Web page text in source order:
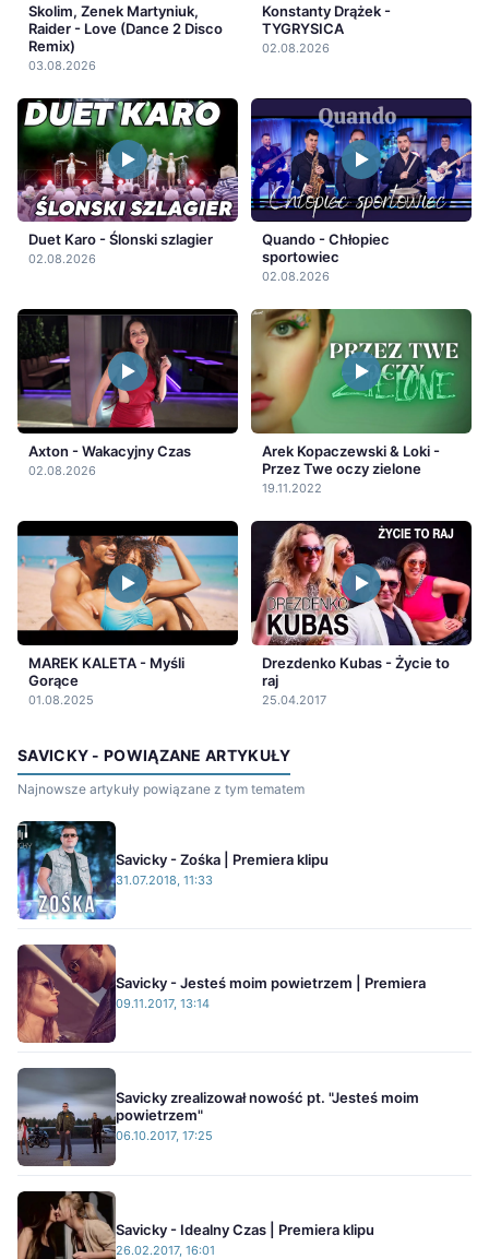
Skolim, Zenek Martyniuk,
Raider - Love (Dance 2 Disco
Remix)
03.08.2026
Konstanty Drążek -
TYGRYSICA
02.08.2026
Duet Karo - Ślonski szlagier
02.08.2026
Quando - Chłopiec
sportowiec
02.08.2026
Axton - Wakacyjny Czas
02.08.2026
Arek Kopaczewski & Loki -
Przez Twe oczy zielone
19.11.2022
MAREK KALETA - Myśli
Gorące
01.08.2025
Drezdenko Kubas - Życie to
raj
25.04.2017
SAVICKY - POWIĄZANE ARTYKUŁY
Najnowsze artykuły powiązane z tym tematem
Savicky - Zośka | Premiera klipu
31.07.2018, 11:33
Savicky - Jesteś moim powietrzem | Premiera
09.11.2017, 13:14
Savicky zrealizował nowość pt. "Jesteś moim
powietrzem"
06.10.2017, 17:25
Savicky - Idealny Czas | Premiera klipu
26.02.2017, 16:01